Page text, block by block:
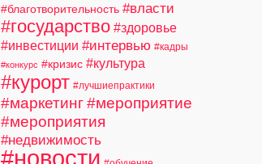
#благотворительность #власти
#государство #здоровье
#инвестиции #интервью #кадры
#конкурс #кризис #культура
#курорт #лучшиепрактики
#маркетинг #мероприятие
#мероприятия
#недвижимость
#новости